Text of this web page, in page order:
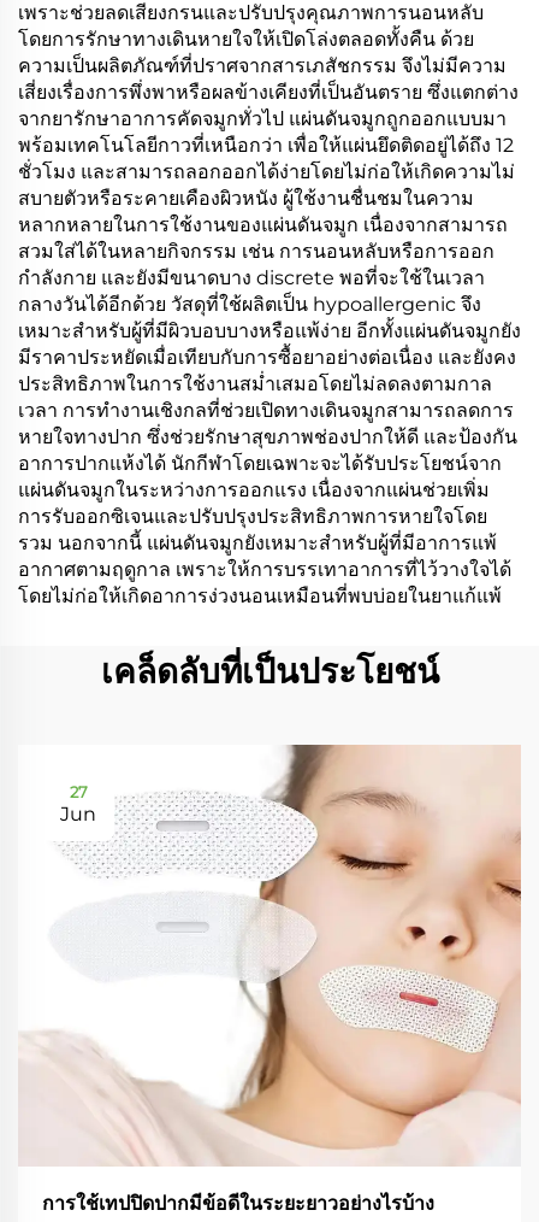
เพราะช่วยลดเสียงกรนและปรับปรุงคุณภาพการนอนหลับ
โดยการรักษาทางเดินหายใจให้เปิดโล่งตลอดทั้งคืน ด้วย
ความเป็นผลิตภัณฑ์ที่ปราศจากสารเภสัชกรรม จึงไม่มีความ
เสี่ยงเรื่องการพึ่งพาหรือผลข้างเคียงที่เป็นอันตราย ซึ่งแตกต่าง
จากยารักษาอาการคัดจมูกทั่วไป แผ่นดันจมูกถูกออกแบบมา
พร้อมเทคโนโลยีกาวที่เหนือกว่า เพื่อให้แผ่นยึดติดอยู่ได้ถึง 12
ชั่วโมง และสามารถลอกออกได้ง่ายโดยไม่ก่อให้เกิดความไม่
สบายตัวหรือระคายเคืองผิวหนัง ผู้ใช้งานชื่นชมในความ
หลากหลายในการใช้งานของแผ่นดันจมูก เนื่องจากสามารถ
สวมใส่ได้ในหลายกิจกรรม เช่น การนอนหลับหรือการออก
กำลังกาย และยังมีขนาดบาง discrete พอที่จะใช้ในเวลา
กลางวันได้อีกด้วย วัสดุที่ใช้ผลิตเป็น hypoallergenic จึง
เหมาะสำหรับผู้ที่มีผิวบอบบางหรือแพ้ง่าย อีกทั้งแผ่นดันจมูกยัง
มีราคาประหยัดเมื่อเทียบกับการซื้อยาอย่างต่อเนื่อง และยังคง
ประสิทธิภาพในการใช้งานสม่ำเสมอโดยไม่ลดลงตามกาล
เวลา การทำงานเชิงกลที่ช่วยเปิดทางเดินจมูกสามารถลดการ
หายใจทางปาก ซึ่งช่วยรักษาสุขภาพช่องปากให้ดี และป้องกัน
อาการปากแห้งได้ นักกีฬาโดยเฉพาะจะได้รับประโยชน์จาก
แผ่นดันจมูกในระหว่างการออกแรง เนื่องจากแผ่นช่วยเพิ่ม
การรับออกซิเจนและปรับปรุงประสิทธิภาพการหายใจโดย
รวม นอกจากนี้ แผ่นดันจมูกยังเหมาะสำหรับผู้ที่มีอาการแพ้
อากาศตามฤดูกาล เพราะให้การบรรเทาอาการที่ไว้วางใจได้
โดยไม่ก่อให้เกิดอาการง่วงนอนเหมือนที่พบบ่อยในยาแก้แพ้
เคล็ดลับที่เป็นประโยชน์
27
Jun
การใช้เทปปิดปากมีข้อดีในระยะยาวอย่างไรบ้าง